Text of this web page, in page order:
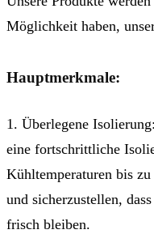
Möglichkeit haben,
Hauptmerkmale:
1. Überlegene
eine fortschrittliche
Kühltemperaturen bis
und sicherzustellen,
frisch bleiben.